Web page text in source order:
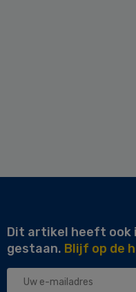
Dit artikel heeft ook
gestaan. Blijf op de
Uw